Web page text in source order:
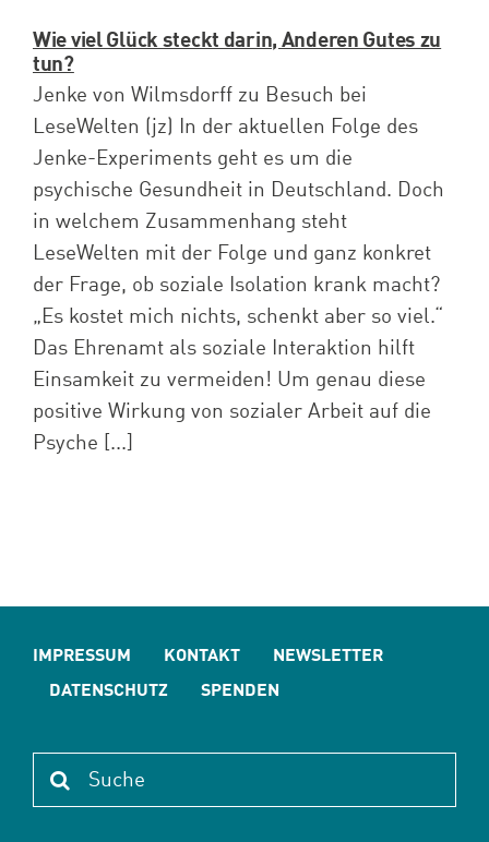
Wie viel Glück steckt darin, Anderen Gutes zu
tun?
Jenke von Wilmsdorff zu Besuch bei
LeseWelten (jz) In der aktuellen Folge des
Jenke-Experiments geht es um die
psychische Gesundheit in Deutschland. Doch
in welchem Zusammenhang steht
LeseWelten mit der Folge und ganz konkret
der Frage, ob soziale Isolation krank macht?
„Es kostet mich nichts, schenkt aber so viel.“
Das Ehrenamt als soziale Interaktion hilft
Einsamkeit zu vermeiden! Um genau diese
positive Wirkung von sozialer Arbeit auf die
Psyche [...]
IMPRESSUM KONTAKT
NEWSLETTER
DATENSCHUTZ
SPENDEN
Suche